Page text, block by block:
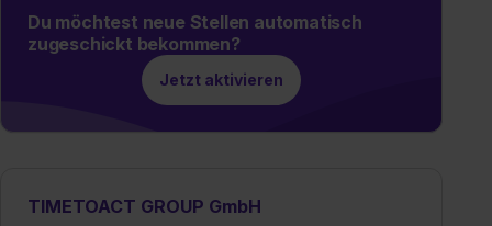
Du möchtest neue Stellen automatisch
zugeschickt bekommen?
Jetzt aktivieren
TIMETOACT GROUP GmbH